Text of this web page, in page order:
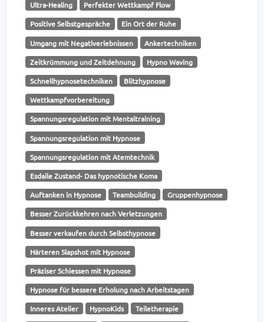
Ultra-Healing Perfekter Wettkampf Flow
Positive Selbstgespräche Ein Ort der Ruhe
Umgang mit Negativerlebnissen Ankertechniken
Zeitkrümmung und Zeitdehnung Hypno Waving
Schnellhypnosetechniken Blitzhypnose
Wettkampfvorbereitung
Spannungsregulation mit Mentaltraining
Spannungsregulation mit Hypnose
Spannungsregulation mit Atemtechnik
Esdaile Zustand- Das hypnotische Koma
Auftanken in Hypnose Teambuilding Gruppenhypnose
Besser Zurückkehren nach Verletzungen
Besser verkaufen durch Selbsthypnose
Härteren Slapshot mit Hypnose
Präziser Schiessen mit Hypnose
Hypnose für bessere Erholung nach Arbeitstagen
Inneres Atelier HypnoKids Teiletherapie